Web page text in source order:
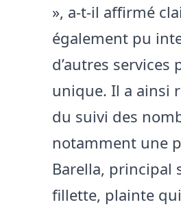
», a-t-il affirmé
également pu
d’autres
unique. Il a ainsi
du suivi des
notamment une
Barella, principal
fillette, plainte